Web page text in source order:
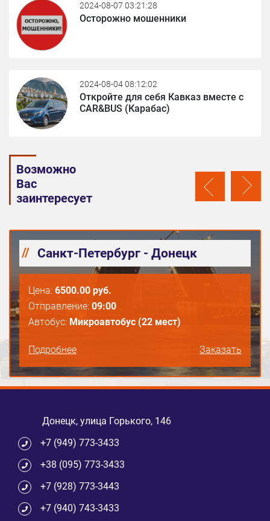
2024-08-07 03:21:28
Осторожно мошенники
2024-08-04 08:12:02
Откройте для себя Кавказ вместе с
CAR&BUS (Карабас)
Возможно
Вас
заинтересует
Санкт-Петербург - Донецк
Цена: 6500.00 руб.
Отправление: 09:00
Автобус: Микроавтобус (22 мест)
Подробнее Заказать
Донецк, улица Горького, 146
+7 (949) 773-3433
+38 (095) 773-3433
+7 (928) 773-3443
+7 (940) 743-3433